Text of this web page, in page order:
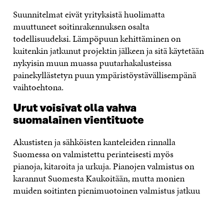
Suunnitelmat eivät yrityksistä huolimatta
muuttuneet soitinrakennuksen osalta
todellisuudeksi. Lämpöpuun kehittäminen on
kuitenkin jatkunut projektin jälkeen ja sitä käytetään
nykyisin muun muassa puutarhakalusteissa
painekyllästetyn puun ympäristöystävällisempänä
vaihtoehtona.
Urut voisivat olla vahva
suomalainen vientituote
Akustisten ja sähköisten kanteleiden rinnalla
Suomessa on valmistettu perinteisesti myös
pianoja, kitaroita ja urkuja. Pianojen valmistus on
karannut Suomesta Kaukoitään, mutta monien
muiden soitinten pienimuotoinen valmistus jatkuu